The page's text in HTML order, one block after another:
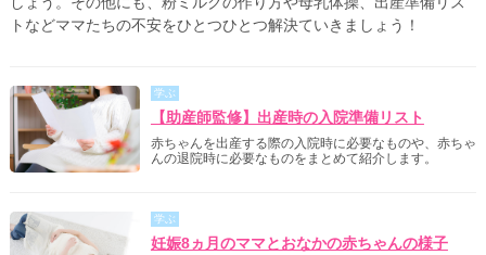
トなどママたちの不安をひとつひとつ解決ていきましょう！
学ぶ
【助産師監修】出産時の入院準備リスト
赤ちゃんを出産する際の入院時に必要なものや、赤ちゃ
んの退院時に必要なものをまとめて紹介します。
学ぶ
妊娠8ヵ月のママとおなかの赤ちゃんの様子